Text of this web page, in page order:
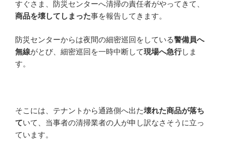
すぐさま、防災センターへ清掃の責任者がやってきて、
商品を壊してしまった事を報告してきます。
防災センターからは夜間の細密巡回をしている警備員へ
無線がとび、細密巡回を一時中断して現場へ急行しま
す。
そこには、テナントから通路側へ出た壊れた商品が落ち
ていて、当事者の清掃業者の人が申し訳なさそうに立っ
ています。